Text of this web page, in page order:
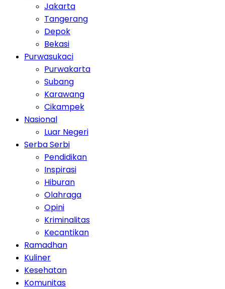
Jakarta
Tangerang
Depok
Bekasi
Purwasukaci
Purwakarta
Subang
Karawang
Cikampek
Nasional
Luar Negeri
Serba Serbi
Pendidikan
Inspirasi
Hiburan
Olahraga
Opini
Kriminalitas
Kecantikan
Ramadhan
Kuliner
Kesehatan
Komunitas